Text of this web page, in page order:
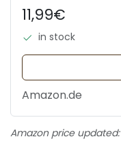
11,99€
in stock
Amazon.de
Amazon price updated: